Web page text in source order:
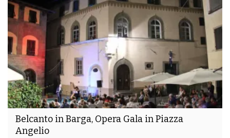
Belcanto in Barga, Opera Gala in Piazza
Angelio